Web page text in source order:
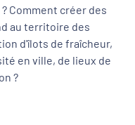
Comment créer des
au territoire des
d'îlots de fraîcheur,
en ville, de lieux de
?